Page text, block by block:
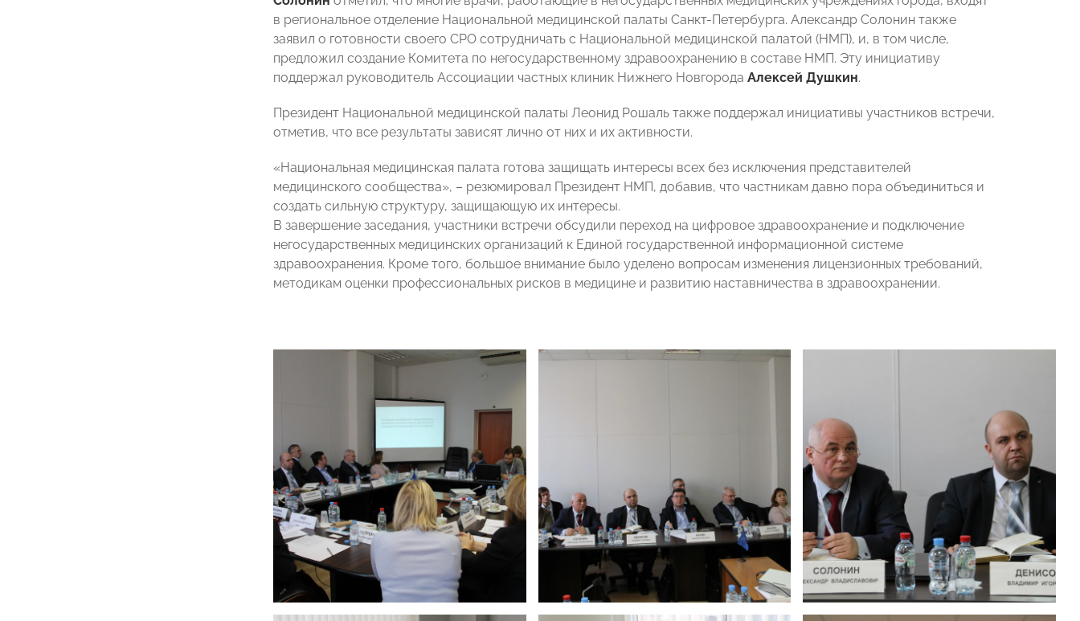
в региональное отделение Национальной медицинской палаты Санкт-Петербурга. Александр Солонин также
заявил о готовности своего СРО сотрудничать с Национальной медицинской палатой (НМП), и, в том числе,
предложил создание Комитета по негосударственному здравоохранению в составе НМП. Эту инициативу
поддержал руководитель Ассоциации частных клиник Нижнего Новгорода Алексей Душкин.
Президент Национальной медицинской палаты Леонид Рошаль также поддержал инициативы участников встречи,
отметив, что все результаты зависят лично от них и их активности.
«Национальная медицинская палата готова защищать интересы всех без исключения представителей
медицинского сообщества», – резюмировал Президент НМП, добавив, что частникам давно пора объединиться и
создать сильную структуру, защищающую их интересы.
В завершение заседания, участники встречи обсудили переход на цифровое здравоохранение и подключение
негосударственных медицинских организаций к Единой государственной информационной системе
здравоохранения. Кроме того, большое внимание было уделено вопросам изменения лицензионных требований,
методикам оценки профессиональных рисков в медицине и развитию наставничества в здравоохранении.